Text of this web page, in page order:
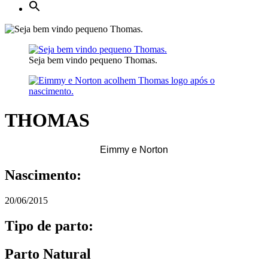
Seja bem vindo pequeno Thomas.
THOMAS
Eimmy e Norton
Nascimento:
20/06/2015
Tipo de parto:
Parto Natural